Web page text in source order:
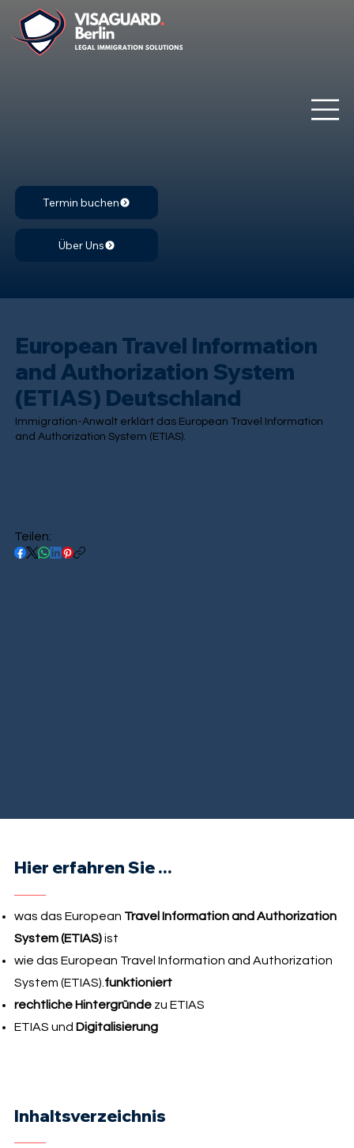
Termin buchen
Über Uns
European Travel Information
and Authorization System
(ETIAS) Deutschland
Immigration-Anwalt erklärt das European Travel Information
and Authorization System (ETIAS).
Teilen:
Hier erfahren Sie ...
was das European Travel Information and Authorization
System (ETIAS)ist
wie das European Travel Information and Authorization
System (ETIAS). funktioniert
rechtliche Hintergründezu ETIAS
ETIAS und Digitalisierung
Inhaltsverzeichnis